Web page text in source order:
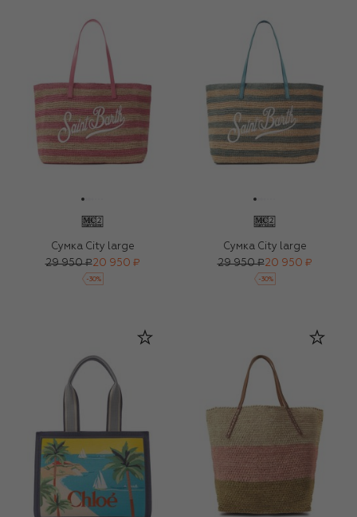
Сумка City large
29 950 ₽20 950 ₽
-30%
Сумка City large
29 950 ₽20 950 ₽
-30%